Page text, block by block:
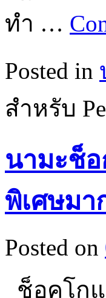
ทำ …
Posted in
สำหรับ
นามะช็
พิเศษมา
Posted on
ช็อคโก